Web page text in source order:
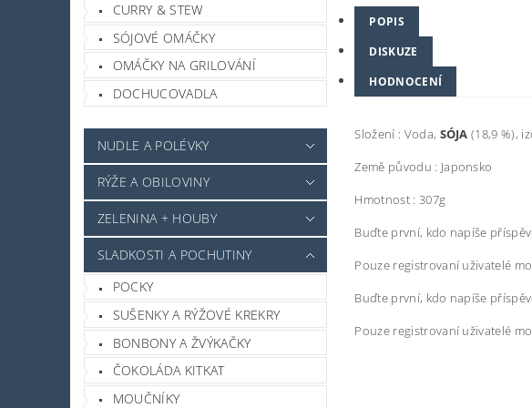
CURRY & STEW
SÓJOVÉ OMÁČKY
OMÁČKY NA GRILOVÁNÍ
DOCHUCOVADLA
NUDLE A POLÉVKY
RÝŽE A OBILOVINY
ZELENINA + HOUBY
SLADKOSTI A POCHUTINY
POCKY
SUŠENKY A RÝŽOVÉ KREKRY
BONBONY A ŽVÝKAČKY
ČOKOLÁDA KITKAT
MOUČNÍKY
POPIS
DISKUZE
HODNOCENÍ
Složení : Voda, SÓJA (18,9 %),
Země původu : Japonsko
Hmotnost : 307g
Buďte první, kdo napíše
Pouze registrovaní uživatelé
Buďte první, kdo napíše
Pouze registrovaní uživatelé